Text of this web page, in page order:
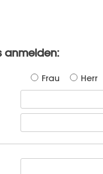
anmelden:
Frau Herr